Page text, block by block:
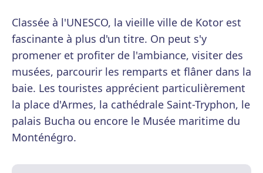
Classée à l'UNESCO, la vieille ville de Kotor est
fascinante à plus d'un titre. On peut s'y
promener et profiter de l'ambiance, visiter des
musées, parcourir les remparts et flâner dans la
baie. Les touristes apprécient particulièrement
la place d'Armes, la cathédrale Saint-Tryphon, le
palais Bucha ou encore le Musée maritime du
Monténégro.